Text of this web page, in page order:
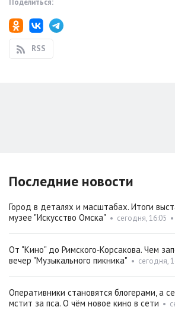
Поделиться:
RSS
Последние новости
Город в деталях и масштабах. Итоги
музее "Искусство Омска" • сегодня, 16:05 •
От "Кино" до Римского‑Корсакова. Чем
вечер "Музыкального пикника" • сегодня,
Оперативники становятся блогерами, а
мстит за пса. О чём новое кино в сети •